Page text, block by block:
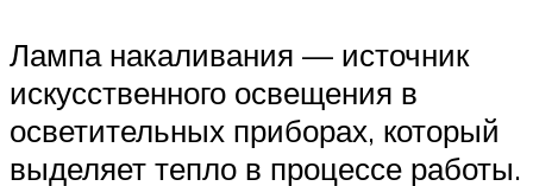
Лампа накаливания — источник
искусственного освещения в
осветительных приборах, который
выделяет тепло в процессе работы.